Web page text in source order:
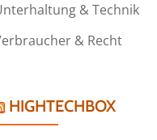
& Technik
& Recht
HIGHTECHBOX